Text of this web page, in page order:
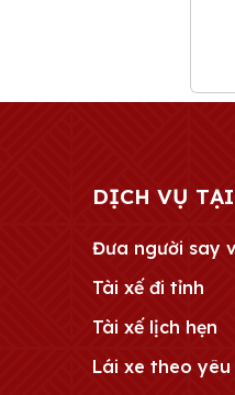
DỊCH VỤ
Đưa người say
Tài xế đi tỉnh
Tài xế lịch hẹn
Lái xe theo yêu